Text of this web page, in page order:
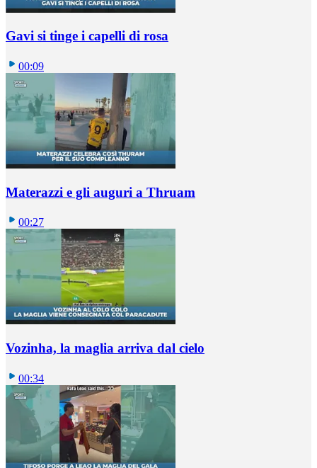
Gavi si tinge i capelli di rosa
00:09
Materazzi e gli auguri a Thruam
00:27
Vozinha, la maglia arriva dal cielo
00:34